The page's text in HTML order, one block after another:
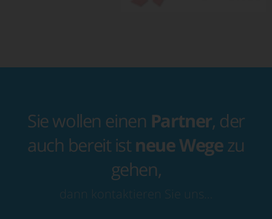
Sie wollen einen Partner, der
auch bereit ist neue Wegezu
gehen,
dann kontaktieren Sie uns…